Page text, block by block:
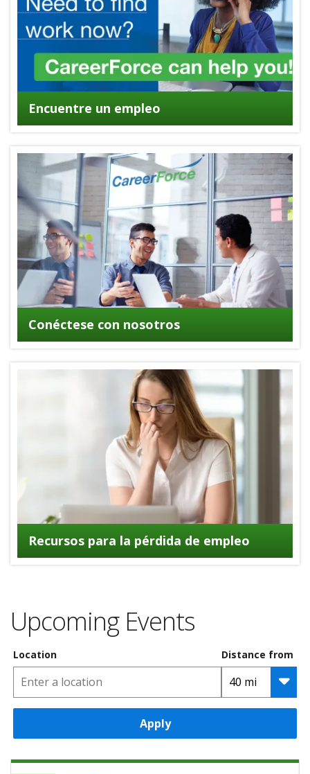
Encuentre un empleo
Conéctese con nosotros
Recursos para la pérdida de empleo
Upcoming Events
Location Distance from
Apply